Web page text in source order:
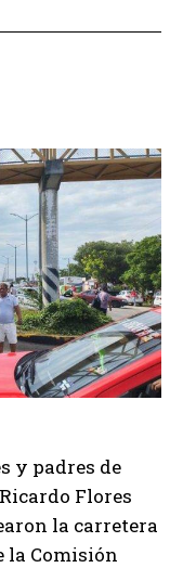
y padres de
Flores
la carretera
la Comisión